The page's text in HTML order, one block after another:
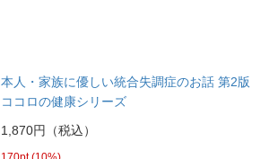
本人・家族に優しい統合失調症のお話 第2版
ココロの健康シリーズ
1,870円（税込）